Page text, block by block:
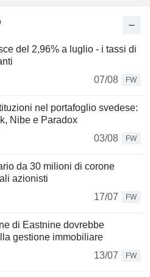
del 2,96% a luglio - i tassi di
07/08
FW
nel portafoglio svedese:
Nibe e Paradox
03/08
FW
da 30 milioni di corone
azionisti
17/07
FW
di Eastnine dovrebbe
gestione immobiliare
13/07
FW